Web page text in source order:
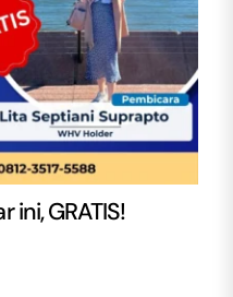
ini, GRATIS!